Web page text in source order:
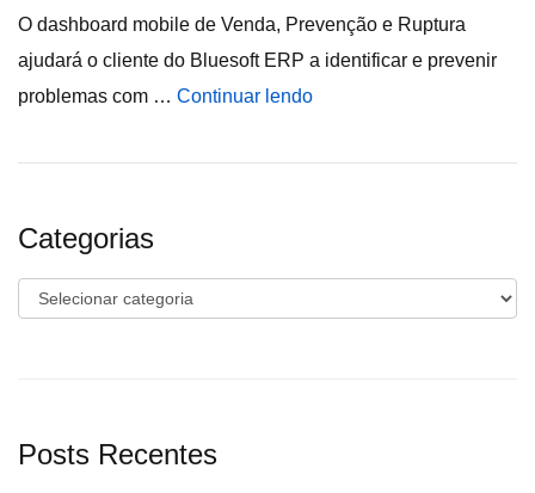
O dashboard mobile de Venda, Prevenção e Ruptura
ajudará o cliente do Bluesoft ERP a identificar e prevenir
problemas com … Continuar lendo
Categorias
Categorias
Posts Recentes